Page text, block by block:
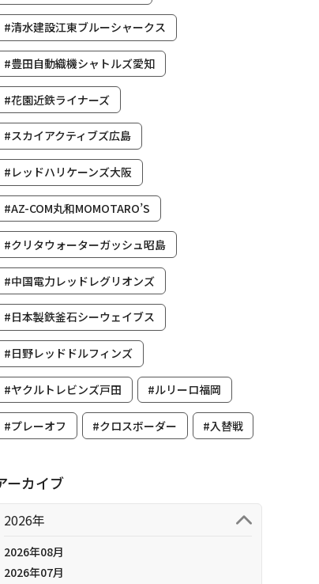
#清水建設江東ブルーシャークス
#豊田自動織機シャトルズ愛知
#花園近鉄ライナーズ
#スカイアクティブズ広島
#レッドハリケーンズ大阪
#AZ-COM丸和MOMOTARO’S
#クリタウォーターガッシュ昭島
#中国電力レッドレグリオンズ
#日本製鉄釜石シーウェイブス
#日野レッドドルフィンズ
#ヤクルトレビンズ戸田 #ルリーロ福岡
#プレーオフ #クロスボーダー #入替戦
ーカイブ
2026年
2026年08月
2026年07月